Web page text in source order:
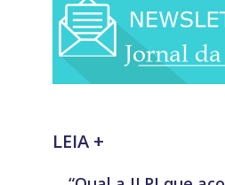
LEIA +